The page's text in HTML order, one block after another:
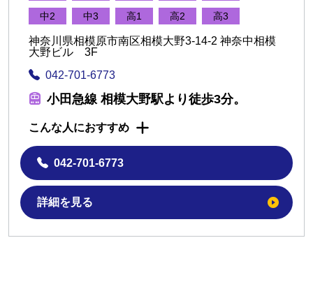
中2 中3 高1 高2 高3
神奈川県相模原市南区相模大野3-14-2 神奈中相模
大野ビル 3F
042-701-6773
小田急線 相模大野駅より徒歩3分。
こんな人におすすめ
042-701-6773
詳細を見る